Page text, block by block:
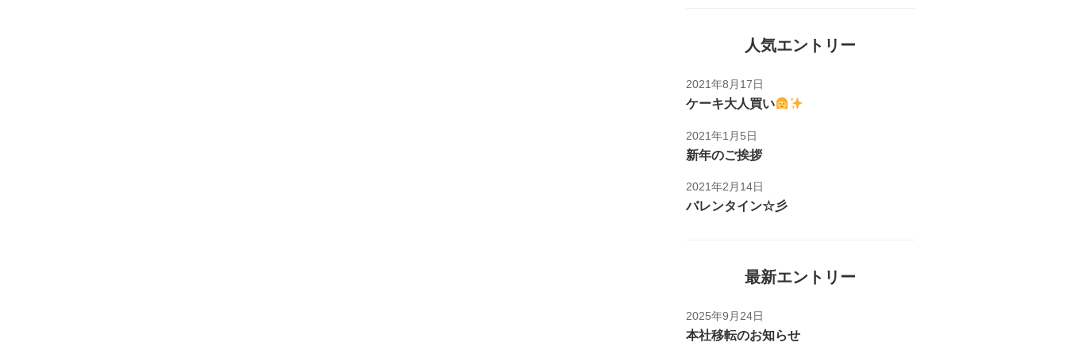
人気エントリー
2021年8月17日
ケーキ大人買い
2021年1月5日
新年のご挨拶
2021年2月14日
バレンタイン☆彡
最新エントリー
2025年9月24日
本社移転のお知らせ